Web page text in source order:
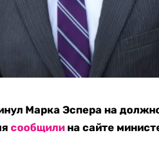
Марка Эспера на
сообщили на сайте